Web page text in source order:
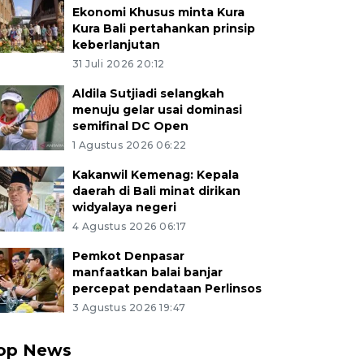
Ekonomi Khusus minta Kura
Kura Bali pertahankan prinsip
keberlanjutan
31 Juli 2026 20:12
Aldila Sutjiadi selangkah
menuju gelar usai dominasi
semifinal DC Open
1 Agustus 2026 06:22
Kakanwil Kemenag: Kepala
daerah di Bali minat dirikan
widyalaya negeri
4 Agustus 2026 06:17
Pemkot Denpasar
manfaatkan balai banjar
percepat pendataan Perlinsos
3 Agustus 2026 19:47
News